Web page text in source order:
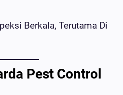
Berkala, Terutama Di
Pest Control